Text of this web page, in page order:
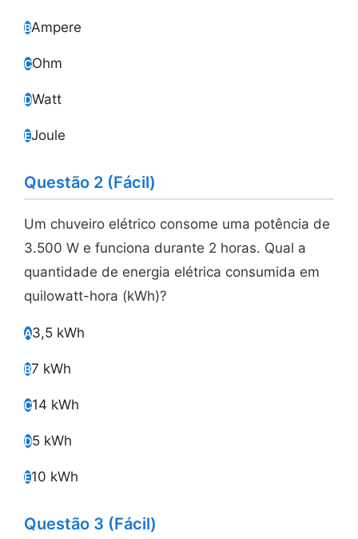
BAmpere
COhm
DWatt
EJoule
Questão 2 (Fácil)
Um chuveiro elétrico consome uma potência de
3.500 W e funciona durante 2 horas. Qual a
quantidade de energia elétrica consumida em
quilowatt-hora (kWh)?
A3,5 kWh
B7 kWh
C14 kWh
D5 kWh
E10 kWh
Questão 3 (Fácil)